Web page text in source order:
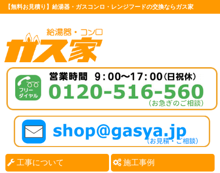
【無料お見積り】給湯器・ガスコンロ・レンジフードの交換ならガス家
工事について 施工事例